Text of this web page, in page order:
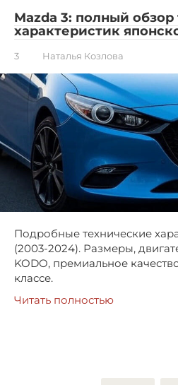
Mazda 3: полный
характеристик
3 Наталья Козлова
Подробные технические
(2003-2024). Размеры,
KODO, премиальное
классе.
Читать полностью